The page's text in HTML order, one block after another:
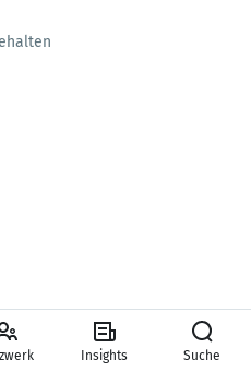
Insights Suche